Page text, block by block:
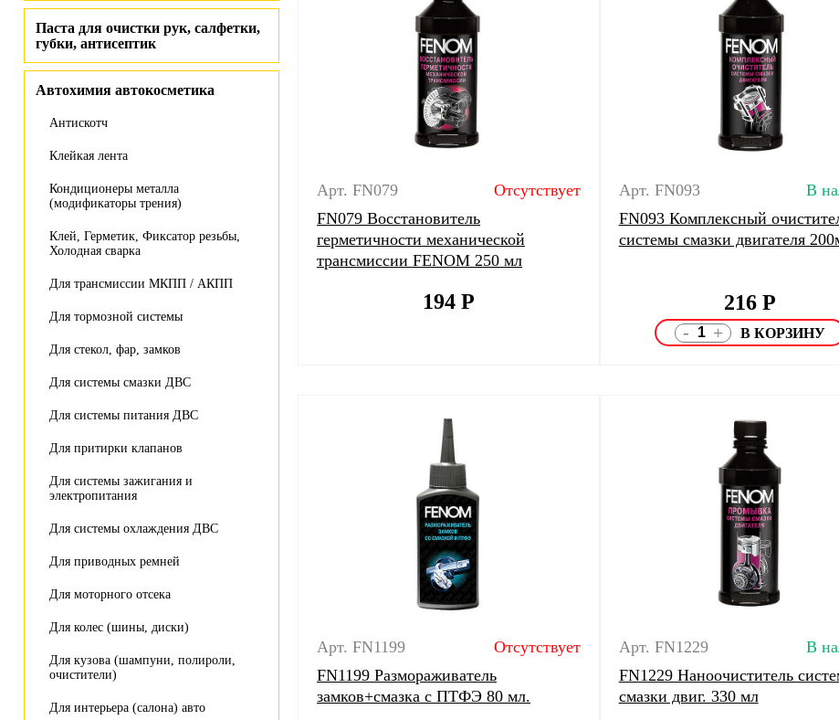
Паста для очистки рук, салфетки,
губки, антисептик
Автохимия автокосметика
Антискотч
Клейкая лента
Кондиционеры металла
(модификаторы трения)
Клей, Герметик, Фиксатор резьбы,
Холодная сварка
Для трансмиссии МКПП / АКПП
Для тормозной системы
Для стекол, фар, замков
Для системы смазки ДВС
Для системы питания ДВС
Для притирки клапанов
Для системы зажигания и
электропитания
Для системы охлаждения ДВС
Для приводных ремней
Для моторного отсека
Для колес (шины, диски)
Для кузова (шампуни, полироли,
очистители)
Для интерьера (салона) авто
Арт. FN079
Отсутствует
FN079 Восстановитель
герметичности механической
трансмиссии FENOM 250 мл
194 Р
Арт. FN093
В
FN093 Комплексный
системы смазки двигателя
216Р
- +
Арт. FN1199
Отсутствует
FN1199 Размораживатель
замков+смазка с ПТФЭ 80 мл.
Арт. FN1229
В
FN1229 Наноочиститель
смазки двиг. 330 мл